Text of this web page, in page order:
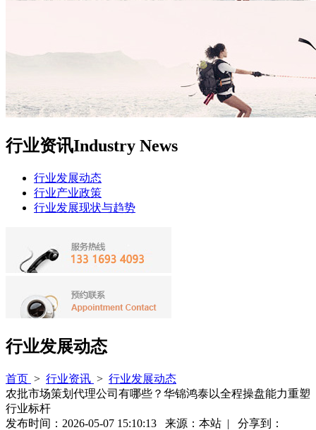
行业资讯Industry News
行业发展动态
行业产业政策
行业发展现状与趋势
行业发展动态
首页 > 行业资讯 > 行业发展动态
农批市场策划代理公司有哪些？华锦鸿泰以全程操盘能力重塑
行业标杆
发布时间：2026-05-07 15:10:13 来源：本站 | 分享到：